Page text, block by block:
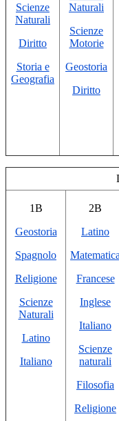
Scienze
Naturali
Diritto
Storia e
Geografia
Naturali
Scienze
Motorie
Geostoria
Diritto
1B
Geostoria
Spagnolo
Religione
Scienze
Naturali
Latino
Italiano
2B
Latino
Matematica
Francese
Inglese
Italiano
Scienze
naturali
Filosofia
Religione